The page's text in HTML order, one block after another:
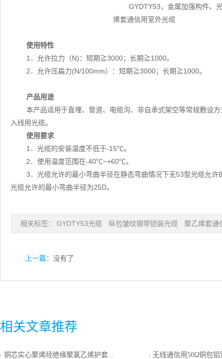
GYDTY53，金属加强构件、
烯套通信用室外光缆
使用特性
1．允许拉力（N)：短期≧3000；长期≧1000。
2．允许压扁力(N/100mm）：短期≧3000；长期≧1000。
产品用途
本产品适用于直埋、管道、电缆沟、非自承式架空等常规敷设
入线用光缆。
使用要求
1．光缆的安装温度不低于-15℃。
2．使用温度范围在-40℃~+60℃。
3．光缆允许的最小弯曲半径在静态弯曲情况下无53型光缆允
光缆允许的最小弯曲半径为25D。
相关标签： GYDTY53光缆 纵包皱纹钢带铠装光缆 聚乙烯套通
上一篇： 没有了
相关文章推荐
· 铜芯实心聚烯烃绝缘聚氯乙烯护套非屏蔽型局用对称电缆 · 无线通信用50Ω铜包铝管内导体泡沫聚乙烯绝缘环形皱纹铝管外